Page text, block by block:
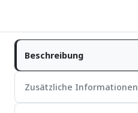
Beschreibung
Zusätzliche Informationen